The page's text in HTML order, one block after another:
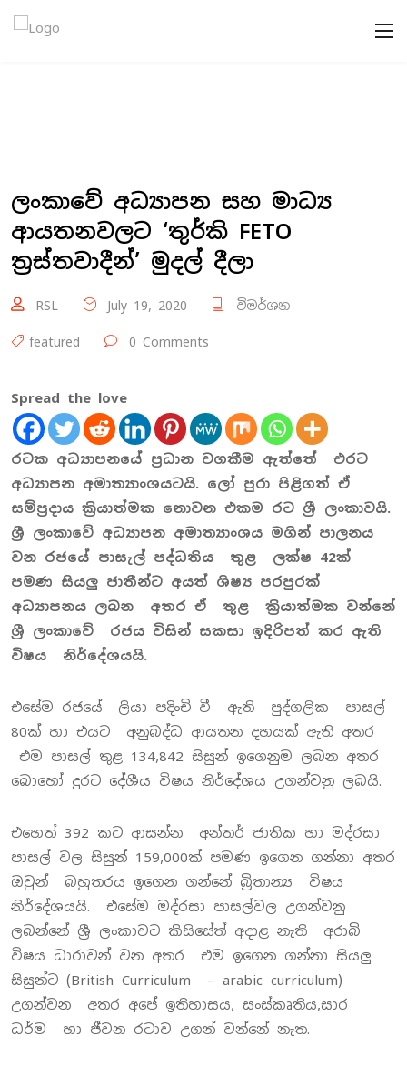
ලංකාවේ අධ්‍යාපන සහ මාධ්‍ය
ආයතනවලට ‘තුර්කි FETO
ත්‍රස්තවාදීන්’ මුදල් දීලා
RSL July 19, 2020 විමර්ශන
featured 0 Comments
Spread the love
රටක අධ්‍යාපනයේ ප්‍රධාන වගකීම ඇත්තේ එරට
අධ්‍යාපන අමාත්‍යාංශයටයි. ලෝ පුරා පිළිගත් ඒ
සම්ප්‍රදාය ක්‍රියාත්මක නොවන එකම රට ශ්‍රී ලංකාවයි.
ශ්‍රී ලංකාවේ අධ්‍යාපන අමාත්‍යාංශය මගින් පාලනය
වන රජයේ පාසැල් පද්ධතිය තුළ ලක්ෂ 42ක්
පමණ සියලු ජාතීන්ට අයත් ශිෂ්‍ය පරපුරක්
අධ්‍යාපනය ලබන අතර ඒ තුළ ක්‍රියාත්මක වන්නේ
ශ්‍රී ලංකාවේ රජය විසින් සකසා ඉදිරිපත් කර ඇති
විෂය නිර්දේශයයි.
එසේම රජයේ ලියා පදිංචි වී ඇති පුද්ගලික පාසල්
80ක් හා එයට අනුබද්ධ ආයතන දහයක් ඇති අතර
එම පාසල් තුළ 134,842 සිසුන් ඉගෙනුම ලබන අතර
බොහෝ දුරට දේශීය විෂය නිර්දේශය උගන්වනු ලබයි.
එහෙත් 392 කට ආසන්න අන්තර් ජාතික හා මද්රසා
පාසල් වල සිසුන් 159,000ක් පමණ ඉගෙන ගන්නා අතර
ඔවුන් බහුතරය ඉගෙන ගන්නේ බ්‍රිතාන්‍ය විෂය
නිර්දේශයයි. එසේම මද්රසා පාසල්වල උගන්වනු
ලබන්නේ ශ්‍රී ලංකාවට කිසිසේත් අදාළ නැති අරාබි
විෂය ධාරාවන් වන අතර එම ඉගෙන ගන්නා සියලු
සිසුන්ට (British Curriculum – arabic curriculum)
උගන්වන අතර අපේ ඉතිහාසය, සංස්කෘතිය,සාර
ධර්ම හා ජීවන රටාව උගන් වන්නේ නැත.